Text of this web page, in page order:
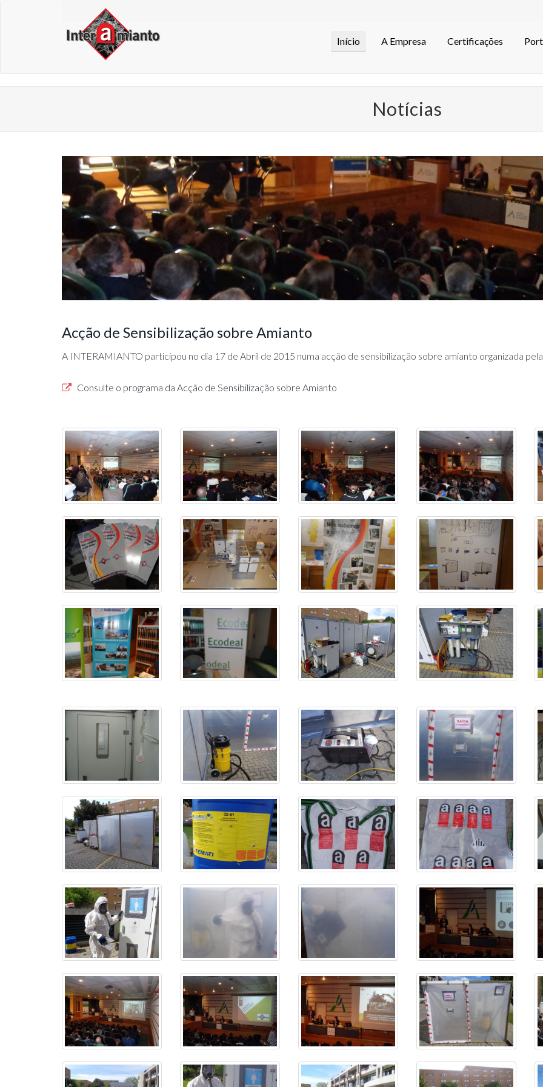
Início A Empresa Certificações
Notícias
Acção de Sensibilização sobre Amianto
A INTERAMIANTO participou no dia 17 de Abril de 2015 numa acção de sensibilização sobre amianto organizada
Consulte o programa da Acção de Sensibilização sobre Amianto